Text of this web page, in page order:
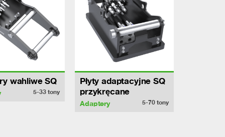
wahliwe SQ
5-33tony
Płyty adaptacyjne SQ
przykręcane
Adaptery 5-70 tony